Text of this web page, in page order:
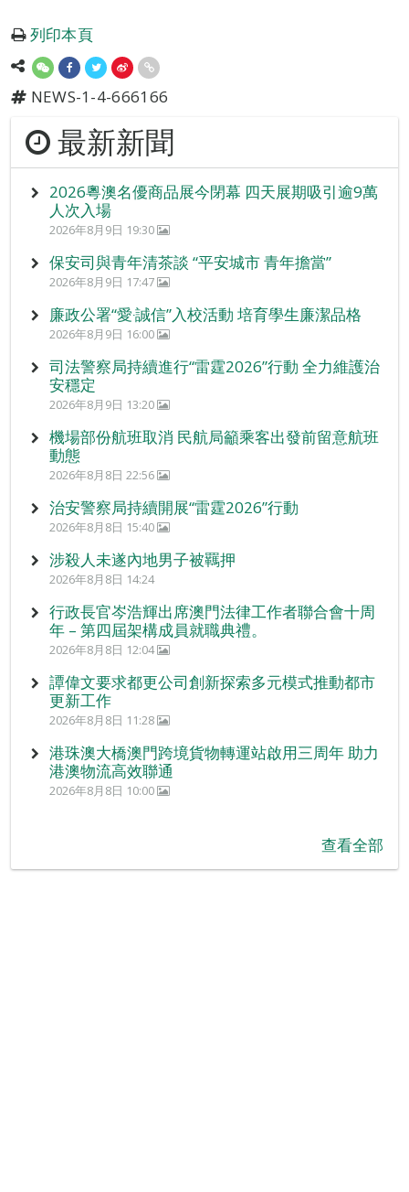
列印本頁
NEWS-1-4-666166
最新新聞
2026粵澳名優商品展今閉幕 四天展期吸引逾9萬
人次入場
2026年8月9日 19:30
保安司與青年清茶談 “平安城市 青年擔當”
2026年8月9日 17:47
廉政公署“愛‧誠信”入校活動 培育學生廉潔品格
2026年8月9日 16:00
司法警察局持續進行“雷霆2026”行動 全力維護治
安穩定
2026年8月9日 13:20
機場部份航班取消 民航局籲乘客出發前留意航班
動態
2026年8月8日 22:56
治安警察局持續開展“雷霆2026”行動
2026年8月8日 15:40
涉殺人未遂內地男子被羈押
2026年8月8日 14:24
行政長官岑浩輝出席澳門法律工作者聯合會十周
年 – 第四屆架構成員就職典禮。
2026年8月8日 12:04
譚偉文要求都更公司創新探索多元模式推動都市
更新工作
2026年8月8日 11:28
港珠澳大橋澳門跨境貨物轉運站啟用三周年 助力
港澳物流高效聯通
2026年8月8日 10:00
查看全部